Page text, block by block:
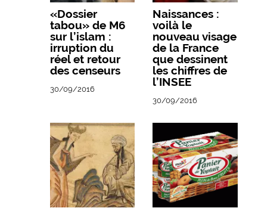
«Dossier
tabou» de M6
sur l’islam :
irruption du
réel et retour
des censeurs
30/09/2016
Naissances :
voilà le
nouveau visage
de la France
que dessinent
les chiffres de
l’INSEE
30/09/2016